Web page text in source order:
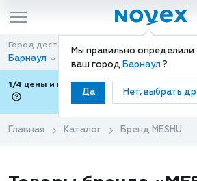
Мы правильно определили
ваш город Барнаул ?
Да Нет, выбрать
Город доставки
Барнаул
Способ
1/4 цены и покупки ваши с Подели
от
Главная Каталог Бренд MESHU